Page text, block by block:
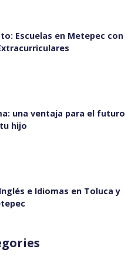
Escuelas en Metepec con
una ventaja para el futuro
hijo
e Idiomas en Toluca y